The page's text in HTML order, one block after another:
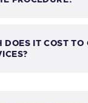
DOES IT COST TO